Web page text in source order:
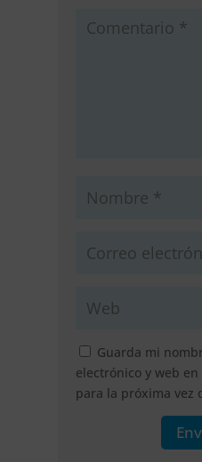
Guarda mi
electrónico y web
para la próxima vez